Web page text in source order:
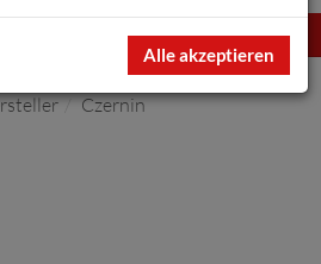
Czernin
Alle akzeptieren